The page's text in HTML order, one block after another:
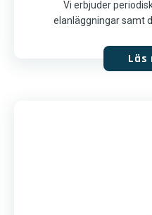
Vi erbjuder
elanläggningar samt
Läs